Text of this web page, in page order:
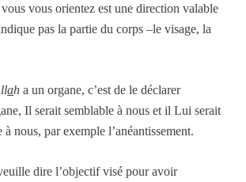
vous orientez est une direction valable
pas la partie du corps –le visage, la
ah a un organe, c’est de le déclarer
Il serait semblable à nous et il Lui serait
nous, par exemple l’anéantissement.
dire l’objectif visé pour avoir